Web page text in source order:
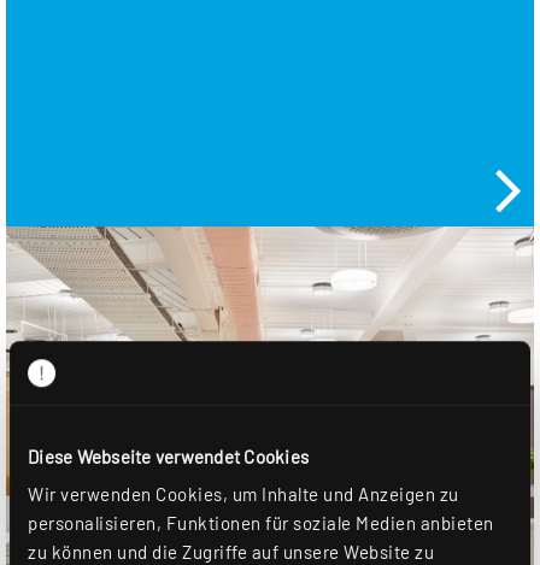
Diese Webseite verwendet Cookies
Wir verwenden Cookies, um Inhalte und Anzeigen zu
personalisieren, Funktionen für soziale Medien anbieten
zu können und die Zugriffe auf unsere Website zu